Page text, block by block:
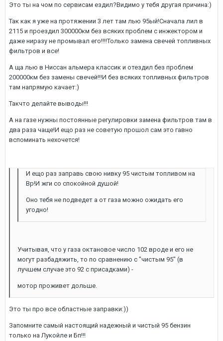
Это ты на чом по сервисам ездил?Видимо у тебя другая причина:)
Так как я уже на протяжении 3 лет там лью 95ый!Сначала лил в
2115 и проездил 300000км без всяких проблем с инжектором и
даже ниразу не промывал его!!!!Только замена свечей топливных
фильтров и все!
А ща лью в Ниссан альмера классик и отездил без проблем
200000км без замены свечей!!!И без всяких топливных фильтров
там напрямую качает:)
Такчто делайте выводы!!!
А на газе нужны постоянные регулировки замена фильтров там в
два раза чаще!И ещо раз не советую прошол сам это гавно
вспоминать нехочется!
И ещо раз заправь свою нивку 95 чистым топливом на
Bp!И жги со спокойной душой!
Оно тебя не подведет а от газа можно ожидать его
угодно!
Учитывая, что у газа октановое число 102 вроде и его не
могут разбадяжить, то по сравнению с "чистым 95" (в
лучшем случае это 92 с присадками) -
мотор проживет дольше.
Это ты про все областные заправки:))
Запомните самый настоящий надежный и чистый 95 бензин
только на Лукойле и Бп!!!